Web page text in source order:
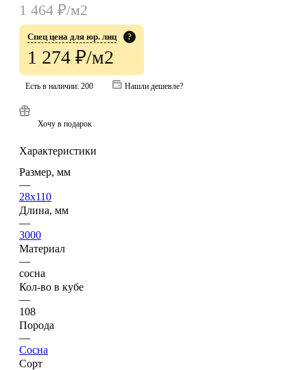
1 464 ₽/м2
Спец цена для юр. лиц ?
1 274 ₽/м2
Есть в наличии: 200 Нашли дешевле?
Хочу в подарок
Характеристики
Размер, мм
—
28x110
Длина, мм
—
3000
Материал
—
сосна
Кол-во в кубе
—
108
Порода
—
Сосна
Сорт